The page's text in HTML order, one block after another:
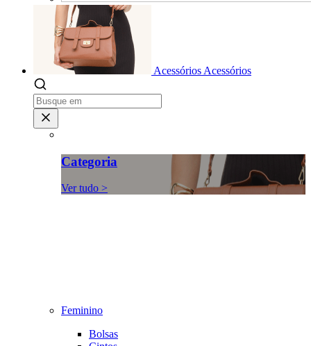
Acessórios Acessórios
Categoria
Ver tudo >
Feminino
Bolsas